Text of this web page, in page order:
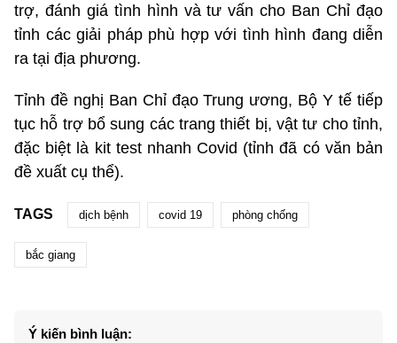
trợ, đánh giá tình hình và tư vấn cho Ban Chỉ đạo
tỉnh các giải pháp phù hợp với tình hình đang diễn
ra tại địa phương.
Tỉnh đề nghị Ban Chỉ đạo Trung ương, Bộ Y tế tiếp
tục hỗ trợ bổ sung các trang thiết bị, vật tư cho tỉnh,
đặc biệt là kit test nhanh Covid (tỉnh đã có văn bản
đề xuất cụ thể).
TAGS dịch bệnh covid 19 phòng chống
bắc giang
Ý kiến bình luận: